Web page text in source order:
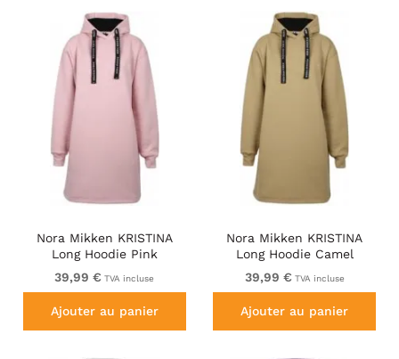
Nora Mikken KRISTINA
Long Hoodie Pink
39,99 € TVA incluse
Ajouter au panier
Nora Mikken KRISTINA
Long Hoodie Camel
39,99 € TVA incluse
Ajouter au panier